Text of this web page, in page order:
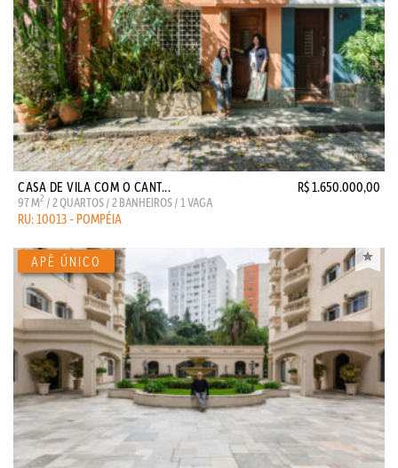
CASA DE VILA COM O CANT... R$ 1.650.000,00
97 M2 / 2 QUARTOS / 2 BANHEIROS / 1 VAGA
RU: 10013 - POMPÉIA